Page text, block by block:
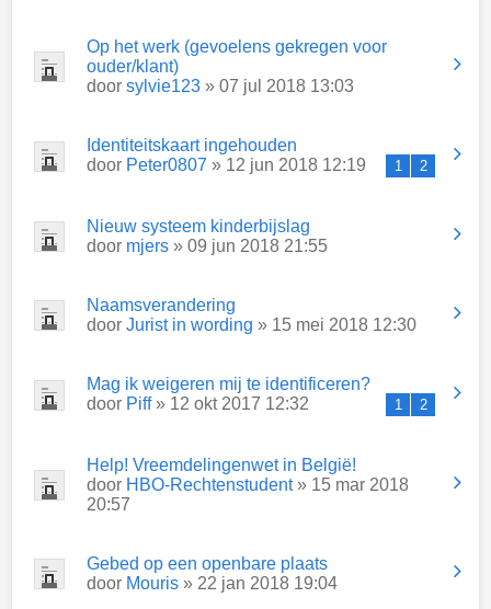
Op het werk (gevoelens gekregen voor
ouder/klant)
door sylvie123 » 07 jul 2018 13:03
Identiteitskaart ingehouden
door Peter0807 » 12 jun 2018 12:19 1 2
Nieuw systeem kinderbijslag
door mjers » 09 jun 2018 21:55
Naamsverandering
door Jurist in wording » 15 mei 2018 12:30
Mag ik weigeren mij te identificeren?
door Piff» 12 okt 2017 12:32 1 2
Help! Vreemdelingenwet in België!
door HBO-Rechtenstudent» 15 mar 2018
20:57
Gebed op een openbare plaats
door Mouris » 22 jan 2018 19:04